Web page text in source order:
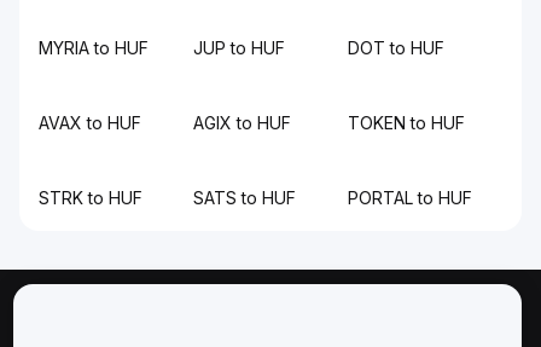
MYRIA to HUF JUP to HUF DOT to HUF
AVAX to HUF AGIX to HUF TOKEN to HUF
STRK to HUF SATS to HUF PORTAL to HUF